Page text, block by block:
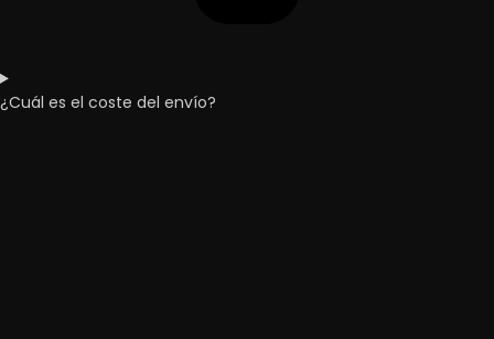
¿Cuál es el coste del envío?